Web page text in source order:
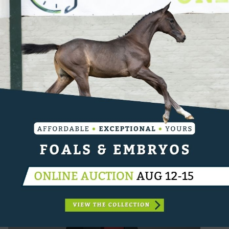
HORSEBALL
Video's van de top drie in de GP van Lier
21-06-2016
1 2 3 4 5